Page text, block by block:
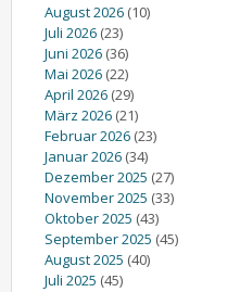
August 2026 (10)
Juli 2026 (23)
Juni 2026 (36)
Mai 2026 (22)
April 2026 (29)
März 2026 (21)
Februar 2026 (23)
Januar 2026 (34)
Dezember 2025 (27)
November 2025 (33)
Oktober 2025 (43)
September 2025 (45)
August 2025 (40)
Juli 2025 (45)